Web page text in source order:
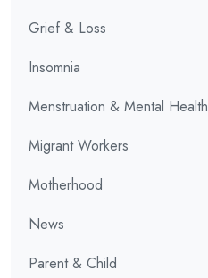
Grief & Loss
Insomnia
Menstruation & Mental Health
Migrant Workers
Motherhood
News
Parent & Child